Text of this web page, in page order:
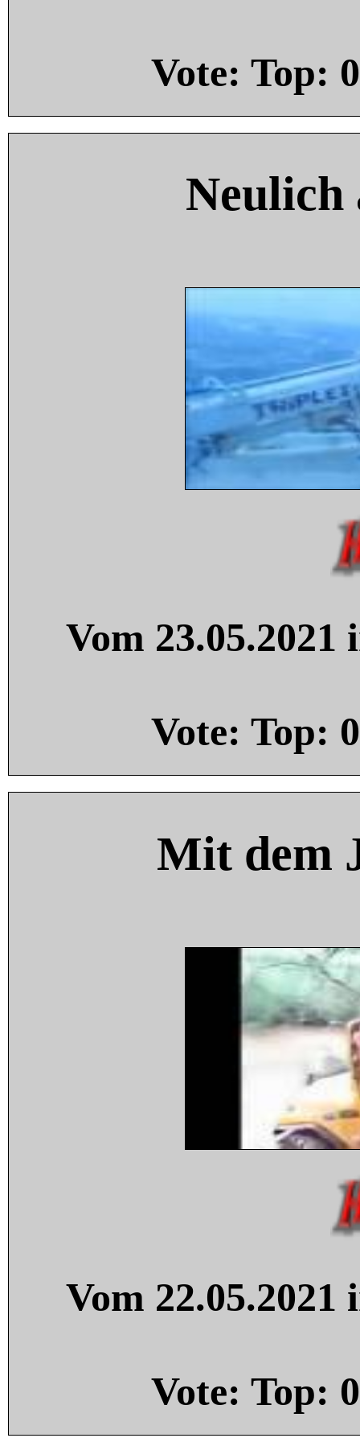
Vote: Top: 0
Neulich
Vom
Vote: Top: 0
Mit dem
Vom
Vote: Top: 0